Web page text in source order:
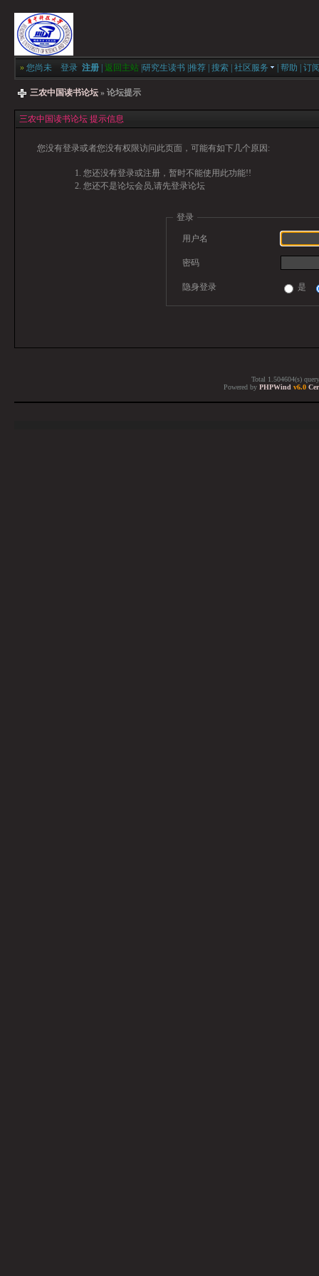
» 您尚未 登录 注册 返回主站 研究生读书 推荐 搜索 社区服务 帮助 订
三农中国读书论坛 » 论坛提示
三农中国读书论坛 提示信息
您没有登录或者您没有权限访问此页面，可能有如下几个原因:
您还没有登录或注册，暂时不能使用此功能!!
您还不是论坛会员,请先登录论坛
登录
用户名
密码
隐身登录 是
Total 1.504604(s)
Powered by PHPWind v6.0